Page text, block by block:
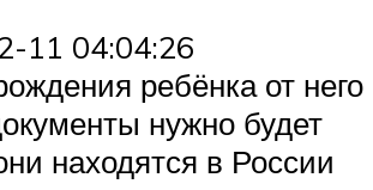
11 04:04:26
ребёнка от него
нужно будет
находятся в России